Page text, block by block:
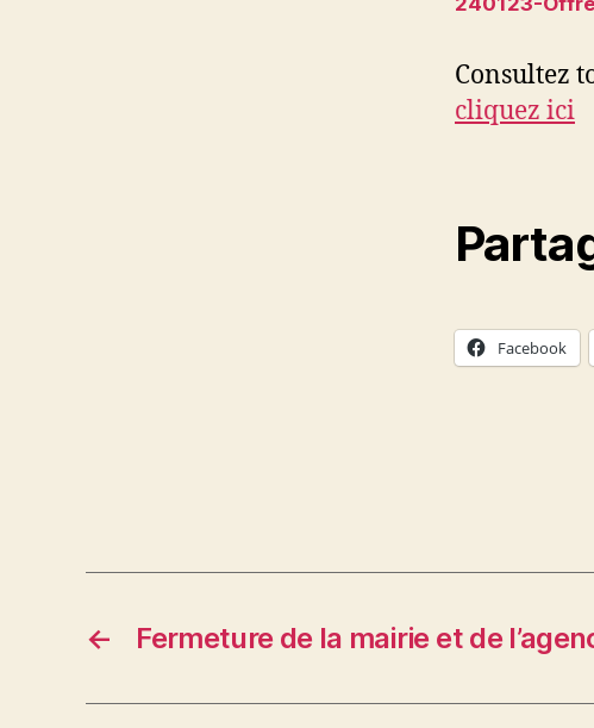
Consultez
cliquez ici
Facebook
← Fermeture de la mairie et de